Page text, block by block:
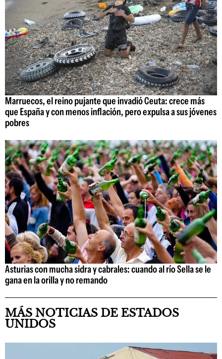
Marruecos, el reino pujante que invadió Ceuta: crece más
que España y con menos inflación, pero expulsa a sus jóvenes
pobres
Asturias con mucha sidra y cabrales: cuando al río Sella se le
gana en la orilla y no remando
MÁS NOTICIAS DE ESTADOS
UNIDOS